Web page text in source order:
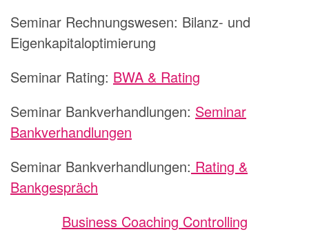
Seminar Rechnungswesen: Bilanz- und
Eigenkapitaloptimierung
Seminar Rating: BWA & Rating
Seminar Bankverhandlungen: Seminar
Bankverhandlungen
Seminar Bankverhandlungen: Rating &
Bankgespräch
Business Coaching Controlling